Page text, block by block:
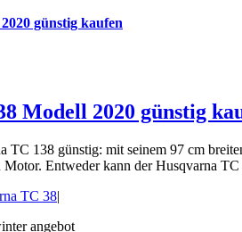
günstig kaufen
Modell 2020 günstig
TC 138 günstig: mit seinem 97 cm
Entweder kann der Husqvarna
TC 38|